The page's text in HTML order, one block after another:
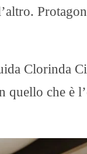
Clorinda
che è